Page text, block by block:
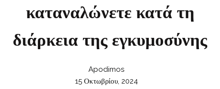
καταναλώνετε κατά τη
διάρκεια της εγκυμοσύνης
Apodimos
15 Οκτωβρίου, 2024